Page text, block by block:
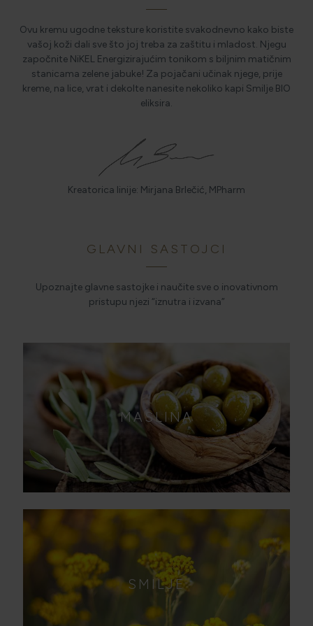
Ovu kremu ugodne teksture koristite svakodnevno kako biste
vašoj koži dali sve što joj treba za zaštitu i mladost. Njegu
započnite NiKEL Energizirajućim tonikom s biljnim matičnim
stanicama zelene jabuke! Za pojačani učinak njege, prije
kreme, na lice, vrat i dekolte nanesite nekoliko kapi Smilje BIO
eliksira.
Kreatorica linije: Mirjana Brlečić, MPharm
GLAVNI SASTOJCI
Upoznajte glavne sastojke i naučite sve o inovativnom
pristupu njezi “iznutra i izvana”
MASLINA
SMILJE